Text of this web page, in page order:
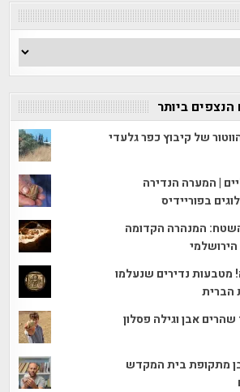
ביותר
של קיבוץ כפר גלעדי
| המערה הנדירה
בפוריידיס
המנהרה הקדומה
מטבעות נדירים שנעלמו
הברית
אבן וגילה פסלון
מתקופת בית המקדש